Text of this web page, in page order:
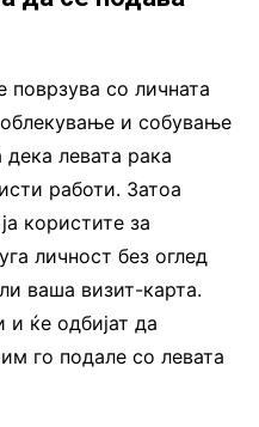
поврзува со личната
и собување
левата рака
работи. Затоа
користите за
личност без оглед
ваша визит-карта.
и ќе одбијат да
го подале со левата